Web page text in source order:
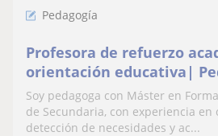
Pedagogía
Profesora de refuerzo
orientación educativa|
Máster en Profesorado de
Soy pedagoga con Máster en
de Secundaria, con experiencia
detección de necesidades y ac...